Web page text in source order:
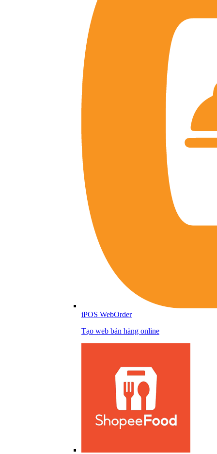
iPOS WebOrder
Tạo web bán hàng online